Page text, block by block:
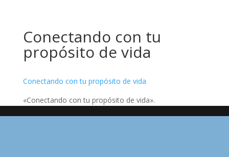
Conectando con tu
propósito de vida
Conectando con tu propósito de vida
«Conectando con tu propósito de vida».